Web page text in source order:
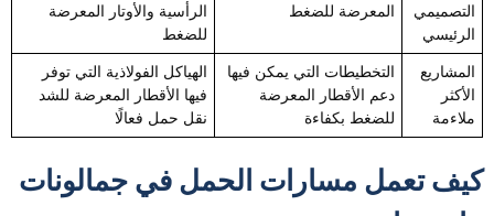
التصميمي
الرئيسي
المعرضة للضغط
الرأسية والأوتار المعرضة
للضغط
المشاريع
الأكثر
ملاءمة
التخطيطات التي يمكن فيها
دعم الأقطار المعرضة
للضغط بكفاءة
الهياكل الفولاذية التي توفر
فيها الأقطار المعرضة للشد
نقل حمل فعالًا
كيف تعمل مسارات الحمل في جمالونات